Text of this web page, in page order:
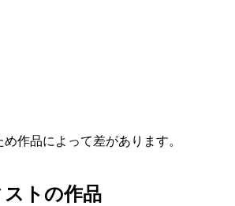
作品によって差があります。
ストの作品